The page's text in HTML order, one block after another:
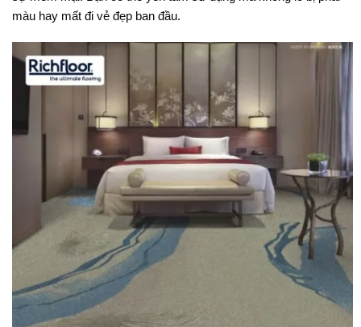
màu hay mất đi vẻ đẹp ban đầu.